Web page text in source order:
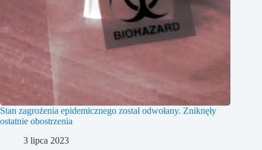
Stan zagrożenia epidemicznego został odwołany. Zniknęły
ostatnie obostrzenia
3 lipca 2023